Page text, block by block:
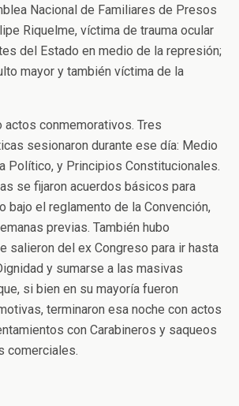
Nacional de Familiares de Presos
Riquelme, víctima de trauma ocular
del Estado en medio de la represión;
mayor y también víctima de la
actos conmemorativos. Tres
sesionaron durante ese día: Medio
Político, y Principios Constitucionales.
se fijaron acuerdos básicos para
bajo el reglamento de la Convención,
previas. También hubo
salieron del ex Congreso para ir hasta
y sumarse a las masivas
si bien en su mayoría fueron
terminaron esa noche con actos
con Carabineros y saqueos
comerciales.